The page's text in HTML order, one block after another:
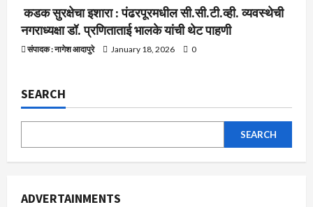
कडक सुरक्षेचा इशारा : पंढरपूरमधील सी.सी.टी.व्ही. व्यवस्थेची
नगराध्यक्षा डॉ. प्रणिताताई भालके यांची थेट पाहणी
संपादक : नागेश आदापुरे January 18, 2026 0
SEARCH
SEARCH
ADVERTAINMENTS